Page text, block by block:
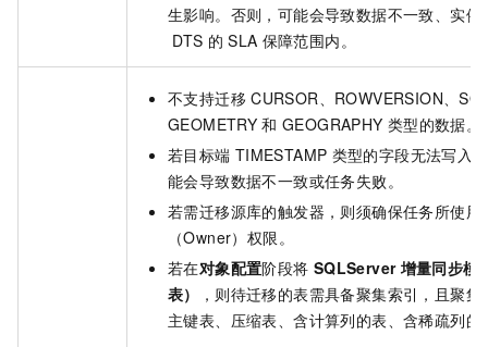
生影响。否则，可能会导致数据不一致、实
DTS 的 SLA 保障范围内。
不支持迁移 CURSOR、ROWVERSION、
GEOMETRY 和 GEOGRAPHY 类型的数据。
若目标端 TIMESTAMP 类型的字段无法写入
能会导致数据不一致或任务失败。
若需迁移源库的触发器，则须确保任务所使
（Owner）权限。
若在对象配置阶段将 SQLServer 增量同步模
表）
，则待迁移的表需具备聚集索引，且聚
主键表、压缩表、含计算列的表、含稀疏列